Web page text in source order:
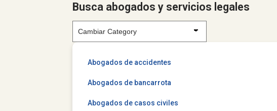
Busca abogados y servicios legales
Abogados de accidentes
Abogados de bancarrota
Abogados de casos civiles